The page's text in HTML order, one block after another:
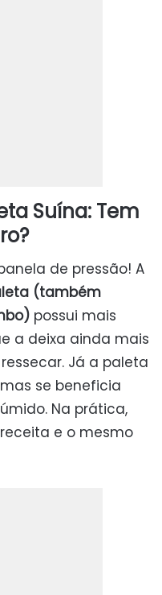
Suína: Tem
de pressão! A
(também
possui mais
a deixa ainda mais
Já a paleta
se beneficia
Na prática,
e o mesmo